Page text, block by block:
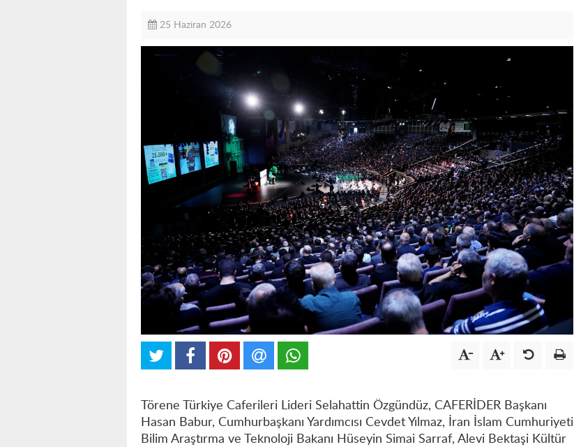
25 Haziran 2026
Törene Türkiye Caferileri Lideri Selahattin Özgündüz, CAFERİDER Başkanı
Hasan Babur, Cumhurbaşkanı Yardımcısı Cevdet Yılmaz, İran İslam Cumhuriyeti
Bilim Araştırma ve Teknoloji Bakanı Hüseyin Simai Sarraf, Alevi Bektaşi Kültür